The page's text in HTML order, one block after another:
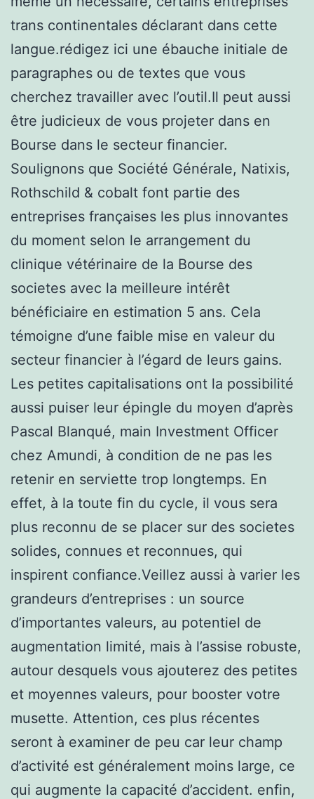
trans continentales déclarant dans cette
langue.rédigez ici une ébauche initiale de
paragraphes ou de textes que vous
cherchez travailler avec l’outil.Il peut aussi
être judicieux de vous projeter dans en
Bourse dans le secteur financier.
Soulignons que Société Générale, Natixis,
Rothschild & cobalt font partie des
entreprises françaises les plus innovantes
du moment selon le arrangement du
clinique vétérinaire de la Bourse des
societes avec la meilleure intérêt
bénéficiaire en estimation 5 ans. Cela
témoigne d’une faible mise en valeur du
secteur financier à l’égard de leurs gains.
Les petites capitalisations ont la possibilité
aussi puiser leur épingle du moyen d’après
Pascal Blanqué, main Investment Officer
chez Amundi, à condition de ne pas les
retenir en serviette trop longtemps. En
effet, à la toute fin du cycle, il vous sera
plus reconnu de se placer sur des societes
solides, connues et reconnues, qui
inspirent confiance.Veillez aussi à varier les
grandeurs d’entreprises : un source
d’importantes valeurs, au potentiel de
augmentation limité, mais à l’assise robuste,
autour desquels vous ajouterez des petites
et moyennes valeurs, pour booster votre
musette. Attention, ces plus récentes
seront à examiner de peu car leur champ
d’activité est généralement moins large, ce
qui augmente la capacité d’accident. enfin,